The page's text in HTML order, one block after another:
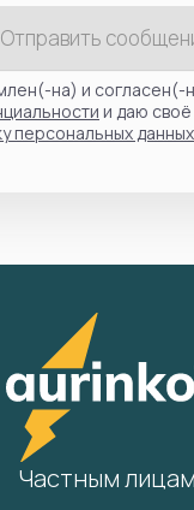
Отправить
на) и согласен(-
и даю
персональных
Частным лицам